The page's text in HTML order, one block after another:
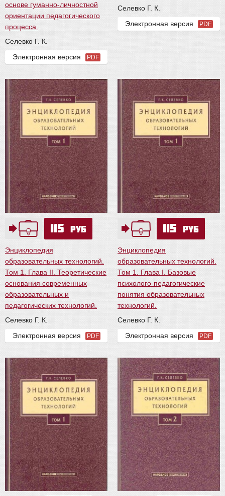
основе гуманно-личностной
ориентации педагогического
процесса.
Селевко Г. К.
Электронная версия
PDF
Селевко Г. К.
Электронная версия
PDF
115 руб
Энциклопедия
образовательных технологий.
Том 1. Глава II. Теоретические
основания современных
образовательных и
педагогических технологий.
Селевко Г. К.
Электронная версия
PDF
115 руб
Энциклопедия
образовательных технологий.
Том 1. Глава I. Базовые
психолого-педагогические
понятия образовательных
технологий.
Селевко Г. К.
Электронная версия
PDF